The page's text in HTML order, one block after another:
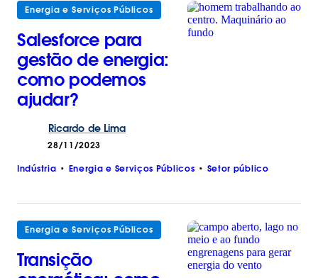
Energia e Serviços Públicos
Salesforce para
gestão de energia:
como podemos
ajudar?
Ricardo de Lima
28/11/2023
Indústria Energia e Serviços Públicos Setor público
Energia e Serviços Públicos
Transição